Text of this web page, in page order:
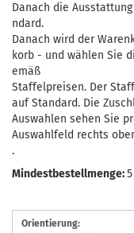
Danach die
ndard.
Danach wird der
korb - und wählen Sie
emäß
Staffelpreisen. Der
auf Standard. Die
Auswahlen sehen Sie
Auswahlfeld rechts
.
Mindestbestellmenge:5
Orientierung: